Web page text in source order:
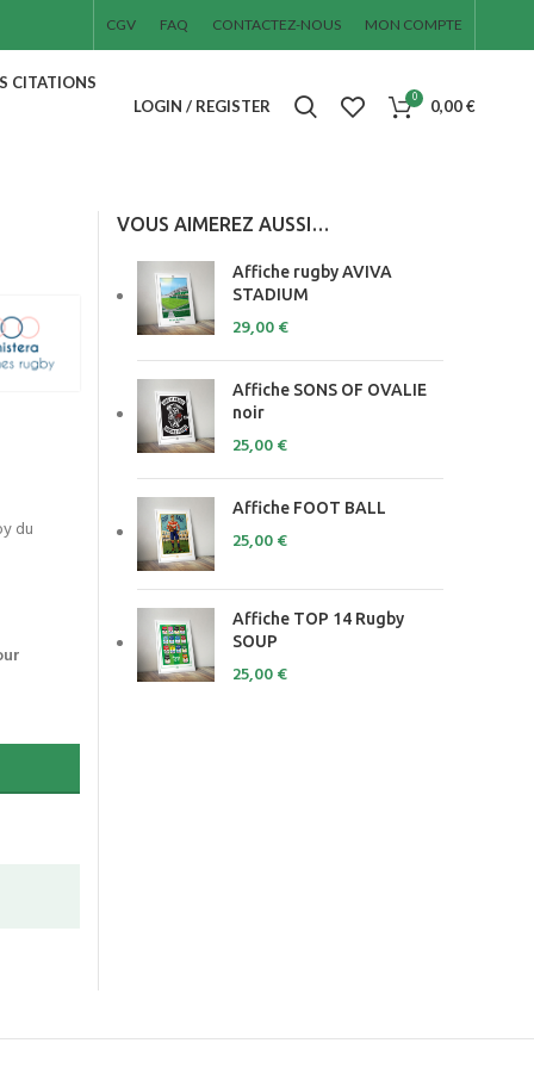
CGV FAQ CONTACTEZ-NOUS MON COMPTE
CITATIONS
LOGIN / REGISTER 0 0,00€
du
VOUS AIMEREZ AUSSI…
Affiche rugby AVIVA
STADIUM
29,00€
Affiche SONS OF OVALIE
noir
25,00€
Affiche FOOT BALL
25,00€
Affiche TOP 14 Rugby
SOUP
25,00€